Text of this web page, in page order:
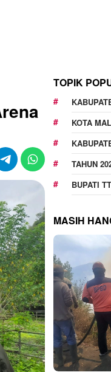
TOPIK
KOTA
TAHUN
BUPATI
MASIH